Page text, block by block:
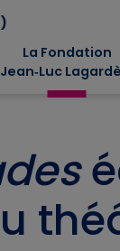
La Fondation
Jean‑Luc